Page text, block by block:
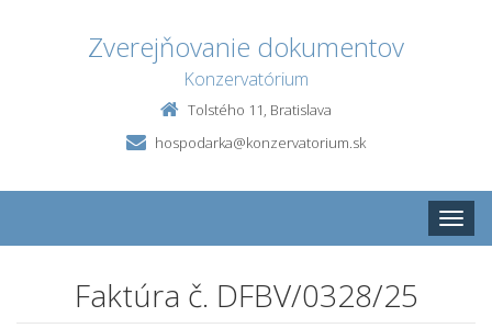
Zverejňovanie dokumentov
Konzervatórium
Tolstého 11, Bratislava
hospodarka@konzervatorium.sk
Toggle
Faktúra č. DFBV/0328/25